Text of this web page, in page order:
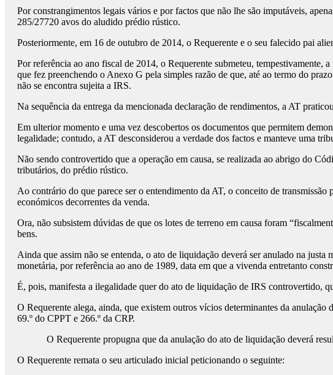
Por constrangimentos legais vários e por factos que não lhe são imputáveis,
285/27720 avos do aludido prédio rústico.
Posteriormente, em 16 de outubro de 2014, o Requerente e o seu falecido pai
Por referência ao ano fiscal de 2014, o Requerente submeteu,
que fez preenchendo o Anexo G pela simples razão de que, até ao termo do
não se encontra sujeita a IRS.
Na sequência da entrega da mencionada declaração de rendimentos, a AT
Em ulterior momento e uma vez descobertos os documentos que permitem
legalidade; contudo, a AT desconsiderou a verdade dos factos e manteve uma
Não sendo controvertido que a operação em causa, se realizada ao abrigo do
tributários, do prédio rústico.
Ao contrário do que parece ser o entendimento da AT, o conceito de
económicos decorrentes da venda.
Ora, não subsistem dúvidas de que os lotes de terreno em causa foram
bens.
Ainda que assim não se entenda, o ato de liquidação deverá ser anulado na
monetária, por referência ao ano de 1989, data em que a vivenda entretanto
É, pois, manifesta a ilegalidade quer do ato de liquidação de IRS controvertido,
O Requerente alega, ainda, que existem outros vícios determinantes da
69.º do CPPT e 266.º da CRP.
O Requerente propugna que da anulação do ato de liquidação deverá
O Requerente remata o seu articulado inicial peticionando o seguinte: